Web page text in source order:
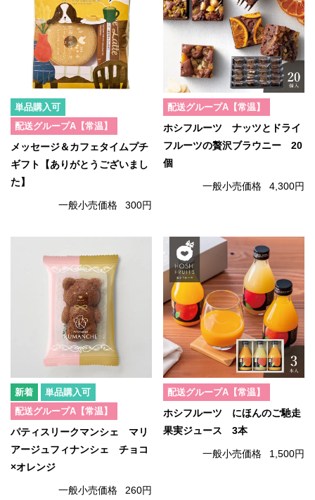
単品購入可
配送グループA【常温】
メッセージ＆カフェタイムプチ
ギフト【ありがとうございまし
た】
一般小売価格 300円
配送グループA【常温】
ホシフルーツ ナッツとドライ
フルーツの贅沢ブラウニー 20
個
一般小売価格 4,300円
単品購入可
配送グループA【常温】
パティスリークマンシェ マリ
アージュフィナンシェ チョコ
×オレンジ
一般小売価格 260円
配送グループA【常温】
ホシフルーツ にほんのご馳走
果実ジュース 3本
一般小売価格 1,500円